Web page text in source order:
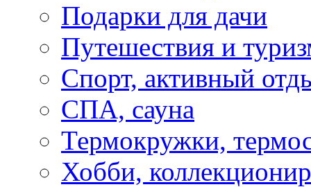
Подарки для дачи
Путешествия и
Спорт, активный
СПА, сауна
Термокружки,
Хобби,